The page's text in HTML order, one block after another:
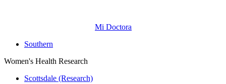
Mi Doctora
Southern
Women's Health Research
Scottsdale (Research)